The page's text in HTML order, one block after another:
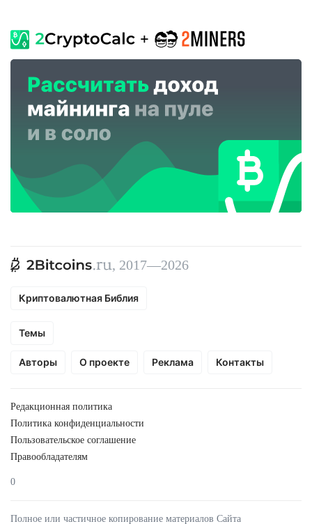
, 2017—2026
Криптовалютная Библия
Темы
Авторы О проекте Реклама Контакты
Редакционная политика
Политика конфиденциальности
Пользовательское соглашение
Правообладателям
0
Полное или частичное копирование материалов Сайта